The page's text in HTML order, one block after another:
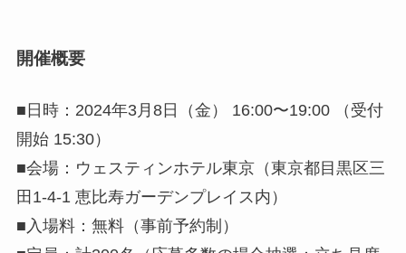
開催概要
■日時：2024年3月8日（金） 16:00〜19:00 （受付
開始 15:30）
■会場：ウェスティンホテル東京（東京都目黒区三
田1-4-1 恵比寿ガーデンプレイス内）
■入場料：無料（事前予約制）